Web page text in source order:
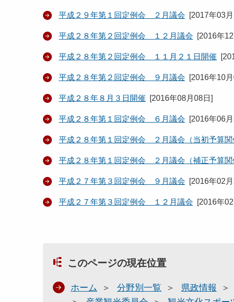
平成２９年第１回定例会 ２月議会 [2017年03月
平成２８年第２回定例会 １２月議会 [2016年
平成２８年第２回定例会 １１月２１日開催 [
平成２８年第２回定例会 ９月議会 [2016年10月
平成２８年８月３日開催 [2016年08月08日 ]
平成２８年第１回定例会 ６月議会 [2016年06月
平成２８年第１回定例会 ２月議会（当初予算関
平成２８年第１回定例会 ２月議会（補正予算関
平成２７年第３回定例会 ９月議会 [2016年02月
平成２７年第３回定例会 １２月議会 [2016年
このページの現在位置
ホーム 分野別一覧 県政情報